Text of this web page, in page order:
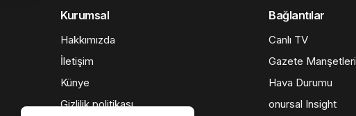
Kurumsal
Hakkımızda
İletişim
Künye
Gizlilik politikası
Bağlantılar
Canlı TV
Gazete Manşetleri
Hava Durumu
onursal Insight